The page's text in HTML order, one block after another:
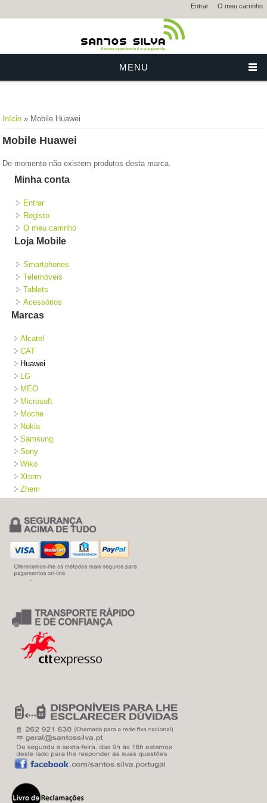
Entrar O meu carrinho
MENU
Está aqui
Início » Mobile Huawei
Mobile Huawei
De momento não existem produtos desta marca.
Minha conta
Entrar
Registo
O meu carrinho
Loja Mobile
Smartphones
Telemóveis
Tablets
Acessórios
Marcas
Alcatel
CAT
Huawei
LG
MEO
Microsoft
Moche
Nokia
Samsung
Sony
Wiko
Xtorm
Zhem